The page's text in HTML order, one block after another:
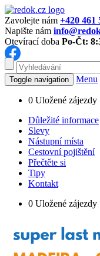
Zavolejte nám +420 461
Napište nám
Otevírací doba Po-Čt:
Toggle navigation Menu
0 Uložené zájezdy
Důležité informace
Slevy
Nástupní místa
Cestovní pojištění
Přečtěte si
Tipy
Kontakt
0 Uložené zájezdy